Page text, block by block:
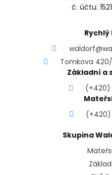
č. účtu:
Tomkova
Základní a
(+420)
(+420)
Skupina